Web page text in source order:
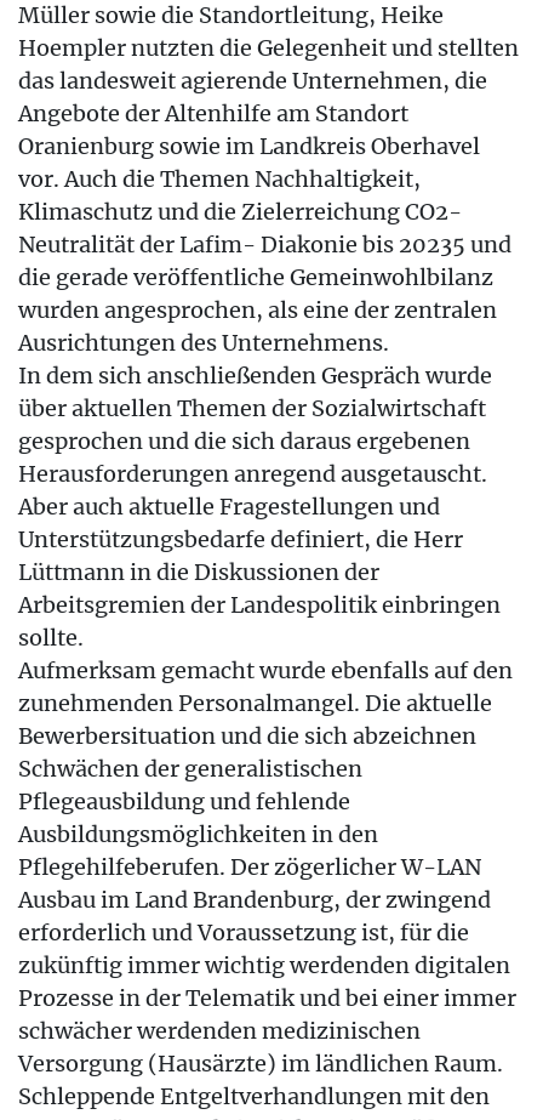
Müller sowie die Standortleitung, Heike
Hoempler nutzten die Gelegenheit und stellten
das landesweit agierende Unternehmen, die
Angebote der Altenhilfe am Standort
Oranienburg sowie im Landkreis Oberhavel
vor. Auch die Themen Nachhaltigkeit,
Klimaschutz und die Zielerreichung CO2-
Neutralität der Lafim- Diakonie bis 20235 und
die gerade veröffentliche Gemeinwohlbilanz
wurden angesprochen, als eine der zentralen
Ausrichtungen des Unternehmens.
In dem sich anschließenden Gespräch wurde
über aktuellen Themen der Sozialwirtschaft
gesprochen und die sich daraus ergebenen
Herausforderungen anregend ausgetauscht.
Aber auch aktuelle Fragestellungen und
Unterstützungsbedarfe definiert, die Herr
Lüttmann in die Diskussionen der
Arbeitsgremien der Landespolitik einbringen
sollte.
Aufmerksam gemacht wurde ebenfalls auf den
zunehmenden Personalmangel. Die aktuelle
Bewerbersituation und die sich abzeichnen
Schwächen der generalistischen
Pflegeausbildung und fehlende
Ausbildungsmöglichkeiten in den
Pflegehilfeberufen. Der zögerlicher W-LAN
Ausbau im Land Brandenburg, der zwingend
erforderlich und Voraussetzung ist, für die
zukünftig immer wichtig werdenden digitalen
Prozesse in der Telematik und bei einer immer
schwächer werdenden medizinischen
Versorgung (Hausärzte) im ländlichen Raum.
Schleppende Entgeltverhandlungen mit den